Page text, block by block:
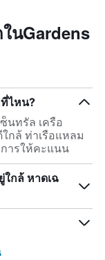
ในGardens
ไหน?
นทรัล เครือ
กล้ ท่าเรือแหลม
การให้คะแนน
กล้ หาดเฉ